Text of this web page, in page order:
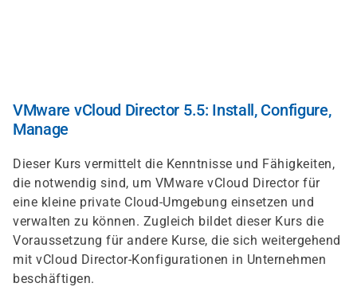
VMware vCloud Director 5.5: Install, Configure,
Manage
Dieser Kurs vermittelt die Kenntnisse und Fähigkeiten,
die notwendig sind, um VMware vCloud Director für
eine kleine private Cloud-Umgebung einsetzen und
verwalten zu können. Zugleich bildet dieser Kurs die
Voraussetzung für andere Kurse, die sich weitergehend
mit vCloud Director-Konfigurationen in Unternehmen
beschäftigen.